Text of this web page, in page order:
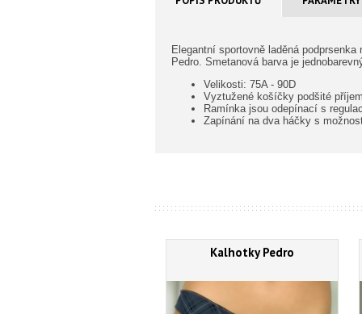
Elegantní sportovně laděná
Pedro. Smetanová barva je
Velikosti: 75A - 90D
Vyztužené košíčky podšité
Ramínka jsou odepínací s
Zapínání na dva háčky s
Kalhotky Pedro